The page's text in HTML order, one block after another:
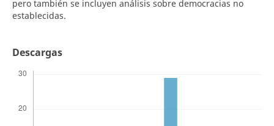
pero también se incluyen análisis sobre democracias no
establecidas.
Descargas